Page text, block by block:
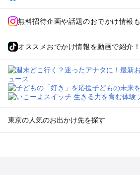
無料招待企画や話題のおでかけ情報も
オススメおでかけ情報を動画で紹介！
東京の人気のお出かけ先を探す